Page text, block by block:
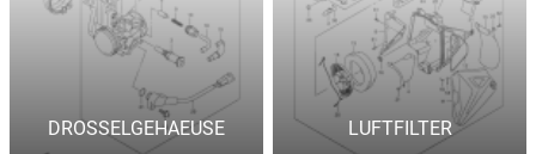
DROSSELGEHAEUSE LUFTFILTER